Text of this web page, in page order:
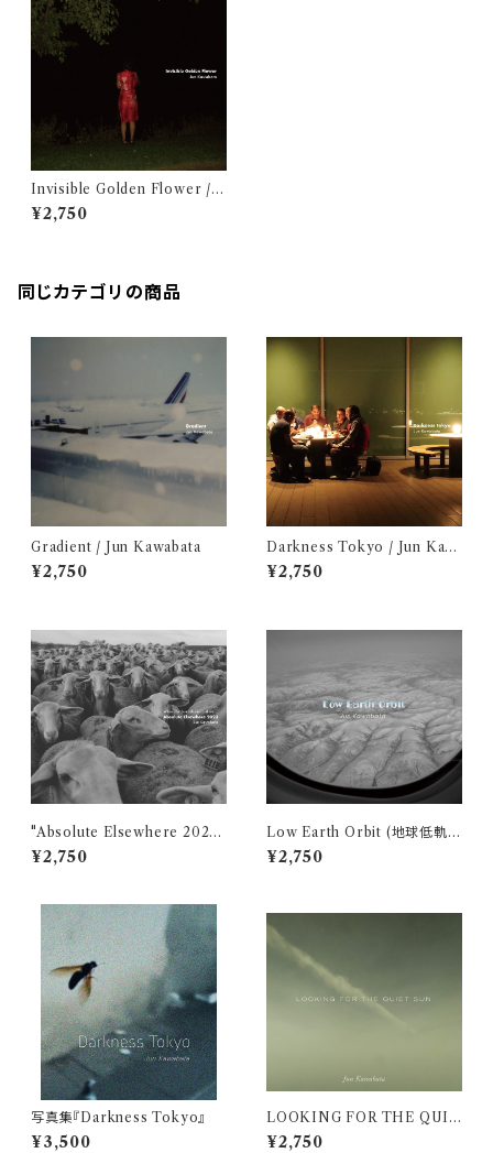
Invisible Golden Flower / J
un Kawabata
¥2,750
同じカテゴリの商品
Gradient / Jun Kawabata
¥2,750
Darkness Tokyo / Jun Kaw
abata
¥2,750
"Absolute Elsewhere 2023"
/ Jun Kawabata
¥2,750
Low Earth Orbit (地球低軌
道) / Jun Kawabata
¥2,750
写真集『Darkness Tokyo』
¥3,500
LOOKING FOR THE QUIE
T SUN / Jun Kawabata
¥2,750